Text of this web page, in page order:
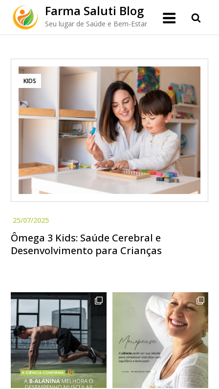
content
Farma Saluti Blog
Seu lugar de Saúde e Bem-Estar
KIDS
Ômega 3 Kids: Saúde Cerebral e
Desenvolvimento para Crianças